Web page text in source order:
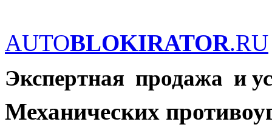
AUTOBLOKIRATOR.RU
Экспертная продажа и
Механических